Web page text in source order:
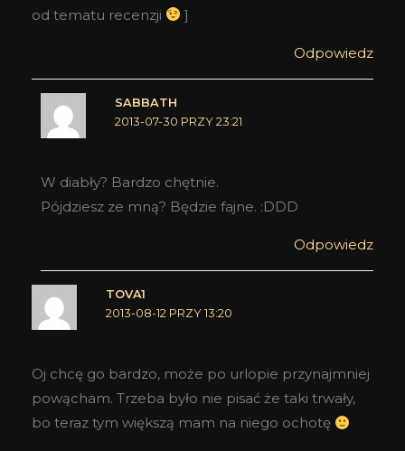
od tematu recenzji
]
Odpowiedz
SABBATH
2013-07-30 PRZY 23:21
W diabły? Bardzo chętnie.
Pójdziesz ze mną? Będzie fajne. :DDD
Odpowiedz
TOVA1
2013-08-12 PRZY 13:20
Oj chcę go bardzo, może po urlopie przynajmniej
powącham. Trzeba było nie pisać że taki trwały,
bo teraz tym większą mam na niego ochotę